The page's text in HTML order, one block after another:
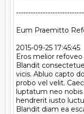
Eum Praemitto
2015-09-25 17:45:45
Eros melior
Blandit
vicis. Abluo capto
probo vel velit.
luptatum neo nobis
hendrerit iusto
Blandit diam ea